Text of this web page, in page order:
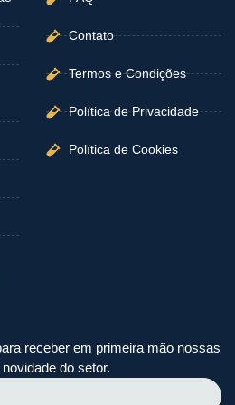
Contato
Termos e Condições
Política de Privacidade
Política de Cookies
receber em primeira mão nossas
do setor.